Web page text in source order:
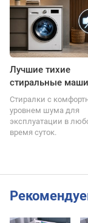
Лучшие тихие
стиральные
Стиралки с
уровнем шума для
эксплуатации в
время суток.